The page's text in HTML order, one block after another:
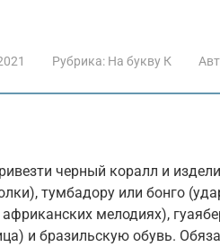
Рубрика: На букву К
черный коралл и
тумбадору или бонго
мелодиях),
и бразильскую обувь.